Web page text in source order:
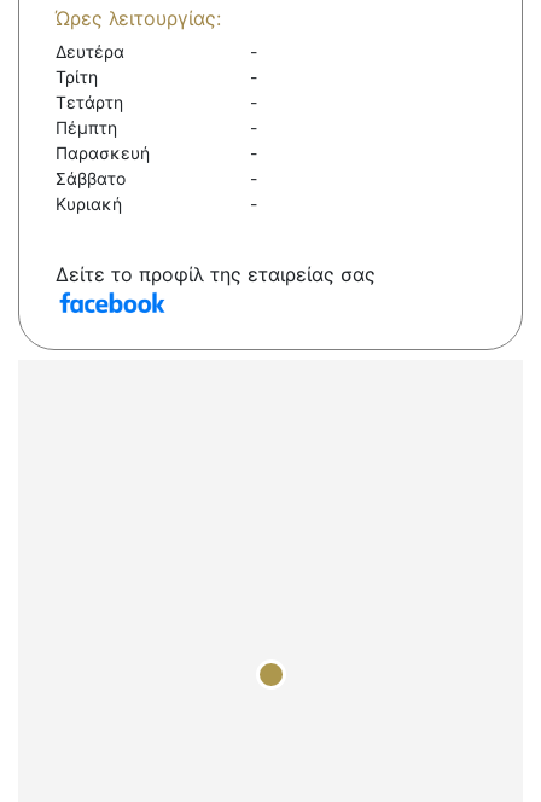
Ώρες λειτουργίας:
Δευτέρα
-
Τρίτη
-
Τετάρτη
-
Πέμπτη
-
Παρασκευή
-
Σάββατο
-
Κυριακή
-
Δείτε το προφίλ της εταιρείας σας